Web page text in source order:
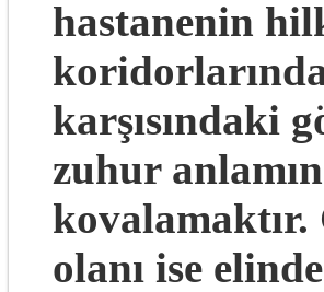
hastanenin
karşısındaki
zuhur
kovalamaktır.
olanı ise